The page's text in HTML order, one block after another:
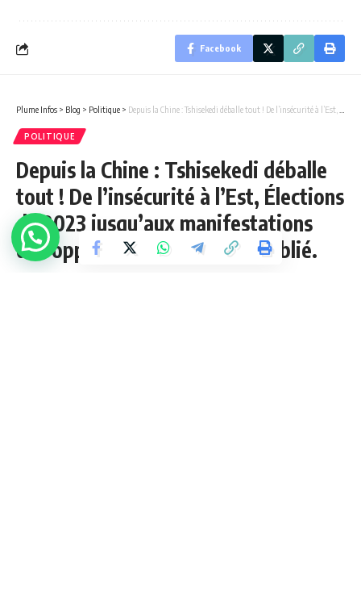
Facebook
Plume Infos > Blog > Politique > Depuis la Chine : Tshisekedi déballe tout ! De l’insécurité à l’Est, Élections de 2023 jusqu’aux manifestations des opposants, rien n’a été oublié.
POLITIQUE
Depuis la Chine : Tshisekedi déballe
tout ! De l’insécurité à l’Est, Élections
de 2023 jusqu’aux manifestations
des opposants, rien n’a été oublié.